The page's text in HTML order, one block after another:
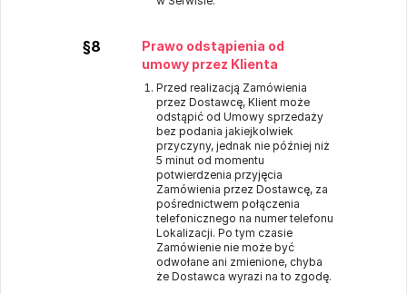
§8
Prawo odstąpienia od
umowy przez Klienta
Przed realizacją Zamówienia
przez Dostawcę, Klient może
odstąpić od Umowy sprzedaży
bez podania jakiejkolwiek
przyczyny, jednak nie później niż
5 minut od momentu
potwierdzenia przyjęcia
Zamówienia przez Dostawcę, za
pośrednictwem połączenia
telefonicznego na numer telefonu
Lokalizacji. Po tym czasie
Zamówienie nie może być
odwołane ani zmienione, chyba
że Dostawca wyrazi na to zgodę.